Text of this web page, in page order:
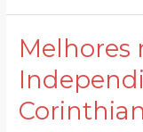
Melhores
Melhores
Independiente
Santa